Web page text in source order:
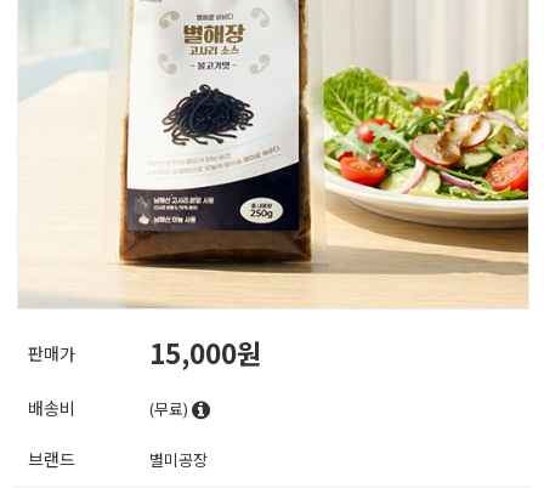
판매가 15,000
배송비 (무료)
브랜드 별미공장